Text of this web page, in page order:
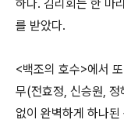
하다. 김리회는 한 마
를 받았다.
<백조의 호수>에서
무(전효정, 신승원,
없이 완벽하게 하나